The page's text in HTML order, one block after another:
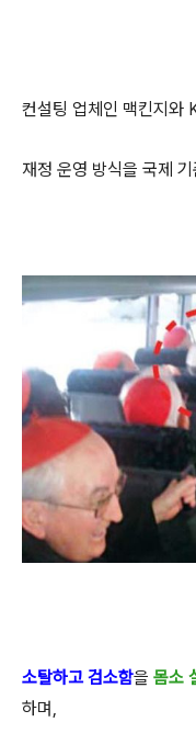
컨설팅 업체인 맥킨지와
재정 운영 방식을 국제
소탈하고 검소함을 몸소
하며,